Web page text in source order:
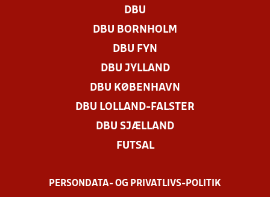
DBU
DBU BORNHOLM
DBU FYN
DBU JYLLAND
DBU KØBENHAVN
DBU LOLLAND-FALSTER
DBU SJÆLLAND
FUTSAL
PERSONDATA- OG PRIVATLIVS-POLITIK